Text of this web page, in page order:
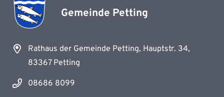
Gemeinde Petting
Rathaus der Gemeinde Petting, Hauptstr. 34,
83367 Petting
08686 8099